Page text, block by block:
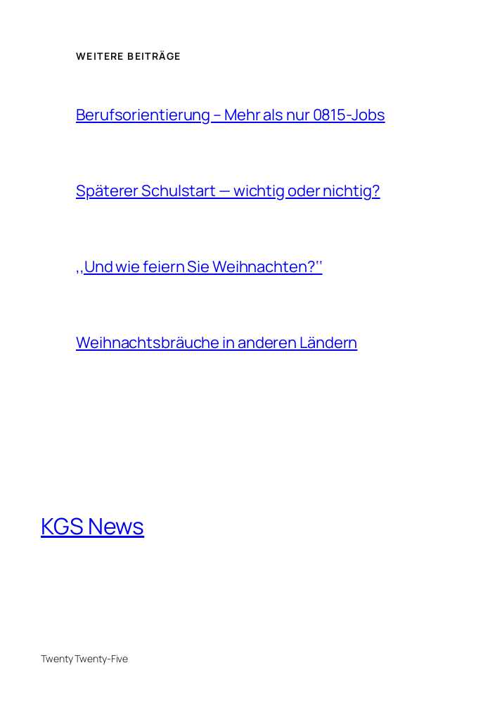
WEITERE BEITRÄGE
Berufsorientierung – Mehr als nur 0815-Jobs
Späterer Schulstart — wichtig oder nichtig?
,,Und wie feiern Sie Weihnachten?‘‘
Weihnachtsbräuche in anderen Ländern
KGS News
Twenty Twenty-Five